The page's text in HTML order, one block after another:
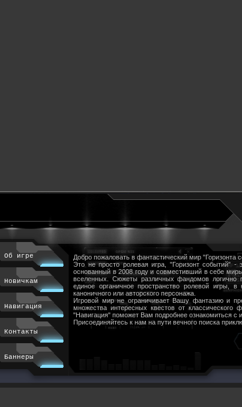
Об игре
Новичкам
Навигация
Контакты
Баннеры
Добро пожаловать в фантастический мир "Горизонта
Это не просто ролевая игра, "Горизонт событий" -
основанный в 2008 году и совместивший в себе
вселенных. Сюжеты различных фандомов логично
единое органичное пространство ролевой игры,
каноничного или авторского персонажа.
Игровой мир не ограничивает Вашу фантазию и
множества интересных квестов от
"Навигация" поможет Вам подробнее ознакомиться с
Присоединяйтесь к нам на пути вечного поиска